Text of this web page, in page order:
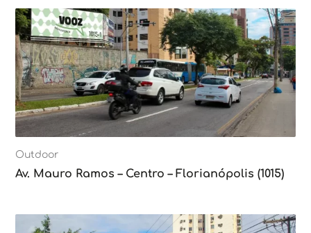
Outdoor
Av. Mauro Ramos – Centro – Florianópolis (1015)